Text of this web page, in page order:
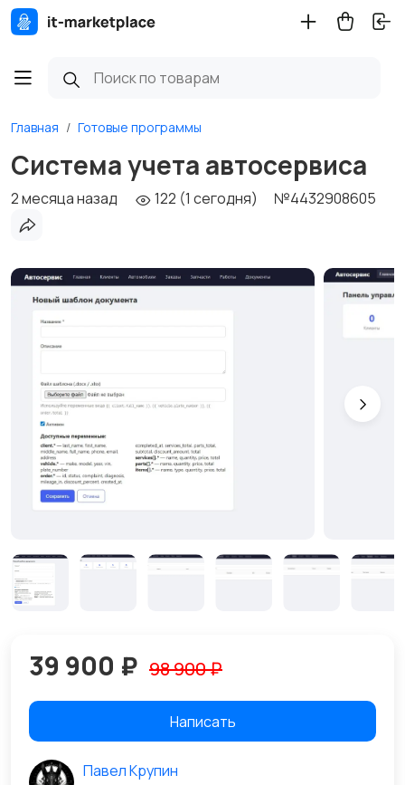
Главная Готовые программы
Система учета автосервиса
2 месяца назад 122 (1 сегодня) №4432908605
39 900 ₽ 98 900 ₽
Написать
Павел Крупин